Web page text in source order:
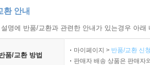
환 안내
명에 반품/교환과 관련한 안내가 있는경우 아
품/교환 방법
마이페이지 > 반품/교환 신
판매자 배송 상품은 판매자